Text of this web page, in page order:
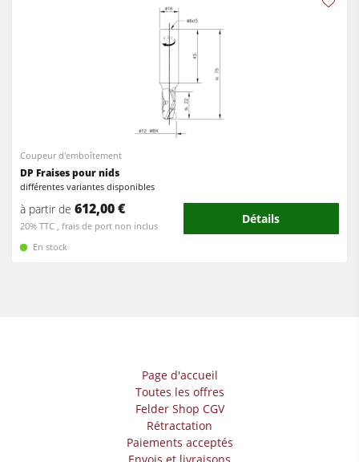
Scies circulaires-toupies
Machines combinées à 5 fonctions
Centres d’usinage-CNC
Ponceuses à larges bandes
Ponceuses longue-bande et ponceuses de chants
Machine à brosser et ponceuse à brosse
Scies à ruban
Groupe d'aspiration avec filtration à sac
Groupe d'aspiration à air purifié
Raboteuses-dégauchisseuses
Scies circulaires-toupies
Centres d’usinage-CNC
Plaqueuses de chants
Ponceuses
Presses à briquettes
Groupes d'aspiration
Coupeur d'emboîtement
DP Fraises pour nids
différentes variantes disponibles
à partir de 612,00 €
20% TTC , frais de port non inclus Détails
En stock
Page d'accueil
Toutes les offres
Felder Shop CGV
Rétractation
Paiements acceptés
Envois et livraisons